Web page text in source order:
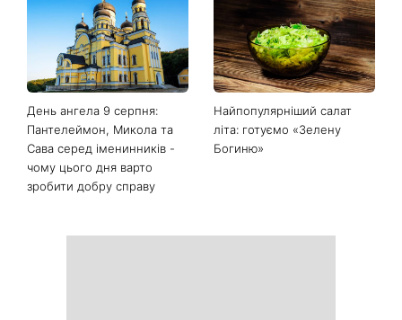
Білі кросівки знову будуть
продукти з кухні легко
приберуть плями та
неприємний запах
Гороскоп на 9 серпня для
рішень, які більше не
можна відкладати